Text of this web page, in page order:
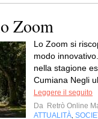
Zoom
Lo Zoom si
modo
nella stagione
Cumiana Negli
Leggere il seguito
Da Retrò Online
ATTUALITÀ